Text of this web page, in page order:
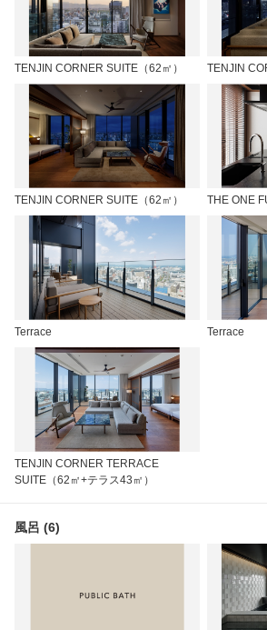
TENJIN CORNER SUITE（62㎡） TENJIN
TENJIN CORNER SUITE（62㎡） THE ONE
Terrace Terrace
TENJIN CORNER TERRACE
SUITE（62㎡+テラス43㎡）
風呂 (6)